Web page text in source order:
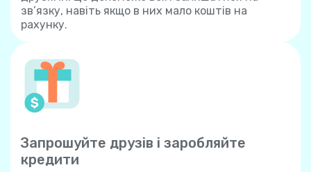
зв’язку, навіть якщо в них мало коштів на
рахунку.
Запрошуйте друзів і заробляйте
кредити